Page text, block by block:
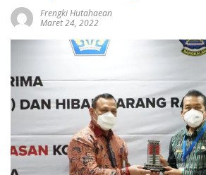
Frengki Hutahaean
Maret 24, 2022